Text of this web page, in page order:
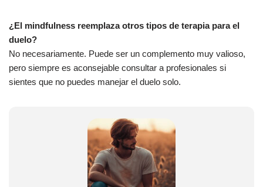
¿El mindfulness reemplaza otros tipos de terapia para el
duelo?
No necesariamente. Puede ser un complemento muy valioso,
pero siempre es aconsejable consultar a profesionales si
sientes que no puedes manejar el duelo solo.